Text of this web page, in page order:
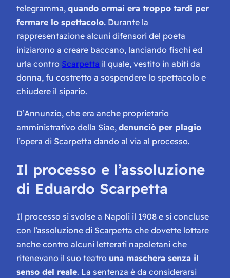
telegramma, quando ormai era troppo tardi per
fermare lo spettacolo. Durante la
rappresentazione alcuni difensori del poeta
iniziarono a creare baccano, lanciando fischi ed
urla contro Scarpetta il quale, vestito in abiti da
donna, fu costretto a sospendere lo spettacolo e
chiudere il sipario.
D’Annunzio, che era anche proprietario
amministrativo della Siae, denunciò per plagio
l’opera di Scarpetta dando al via al processo.
Il processo e l’assoluzione
di Eduardo Scarpetta
Il processo si svolse a Napoli il 1908 e si concluse
con l’assoluzione di Scarpetta che dovette lottare
anche contro alcuni letterati napoletani che
ritenevano il suo teatro una maschera senza il
senso del reale. La sentenza è da considerarsi